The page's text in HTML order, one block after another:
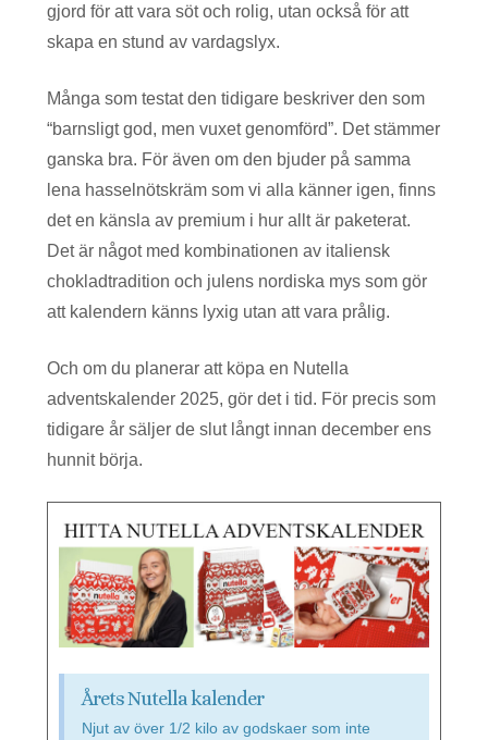
gjord för att vara söt och rolig, utan också för att
skapa en stund av vardagslyx.
Många som testat den tidigare beskriver den som
“barnsligt god, men vuxet genomförd”. Det stämmer
ganska bra. För även om den bjuder på samma
lena hasselnötskräm som vi alla känner igen, finns
det en känsla av premium i hur allt är paketerat.
Det är något med kombinationen av italiensk
chokladtradition och julens nordiska mys som gör
att kalendern känns lyxig utan att vara prålig.
Och om du planerar att köpa en Nutella
adventskalender 2025, gör det i tid. För precis som
tidigare år säljer de slut långt innan december ens
hunnit börja.
Årets Nutella kalender
Njut av över 1/2 kilo av godskaer som inte